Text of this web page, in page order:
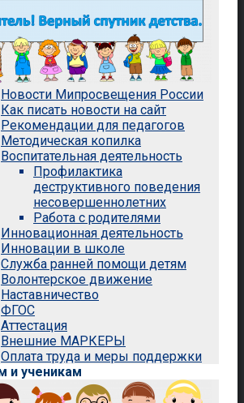
Новости Мипросвещения России
Как писать новости на сайт
Рекомендации для педагогов
Методическая копилка
Воспитательная деятельность
Профилактика
деструктивного поведения
несовершеннолетних
Работа с родителями
Инновационная деятельность
Инновации в школе
Служба ранней помощи детям
Волонтерское движение
Наставничество
ФГОС
Аттестация
Внешние МАРКЕРЫ
Оплата труда и меры поддержки
и ученикам